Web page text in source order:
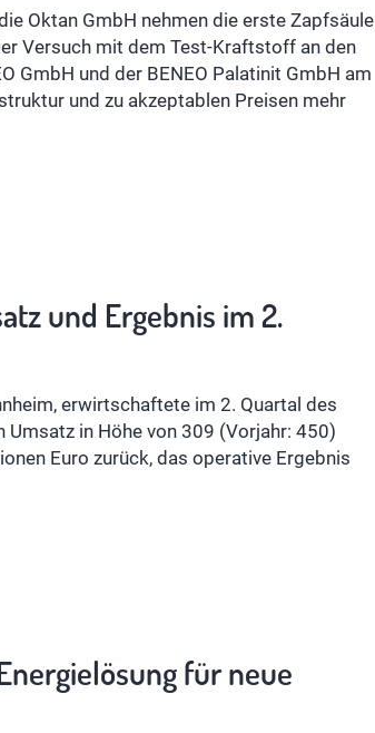
Oktan GmbH nehmen die erste Zapfsäule
Versuch mit dem Test-Kraftstoff an den
GmbH und der BENEO Palatinit GmbH am
und zu akzeptablen Preisen mehr
und Ergebnis im 2.
erwirtschaftete im 2. Quartal des
in Höhe von 309 (Vorjahr: 450)
Euro zurück, das operative Ergebnis
für neue